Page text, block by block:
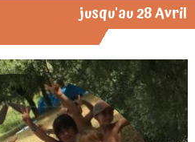
jusqu'au 28 Avril